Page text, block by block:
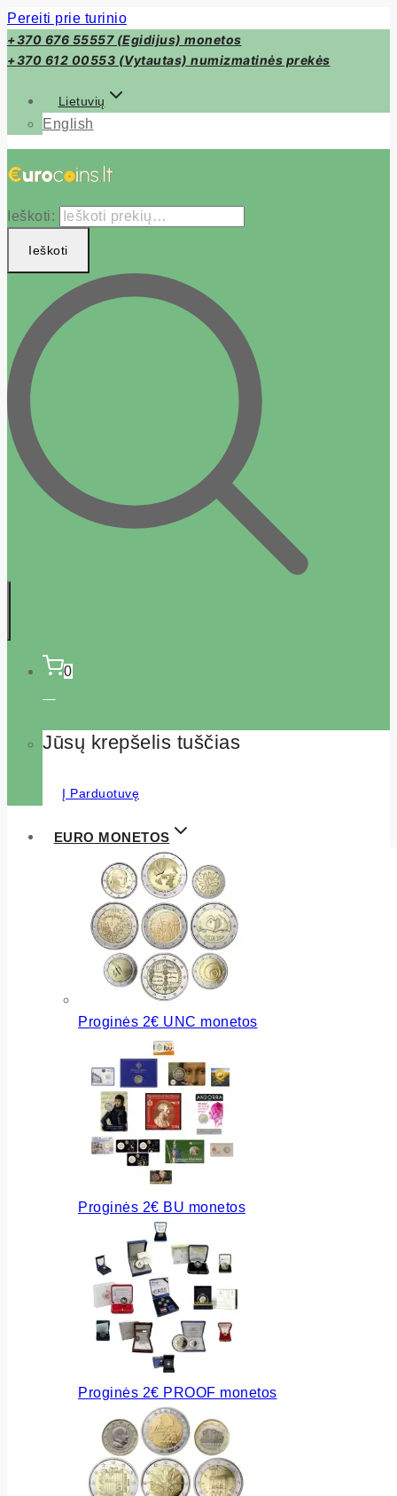
Pereiti prie turinio
+370 676 55557 (Egidijus) monetos
+370 612 00553 (Vytautas) numizmatinės prekės
Lietuvių
English
Ieškoti:
Ieškoti
0
Jūsų krepšelis tuščias
Į Parduotuvę
EURO MONETOS
Proginės 2€ UNC monetos
Proginės 2€ BU monetos
Proginės 2€ PROOF monetos